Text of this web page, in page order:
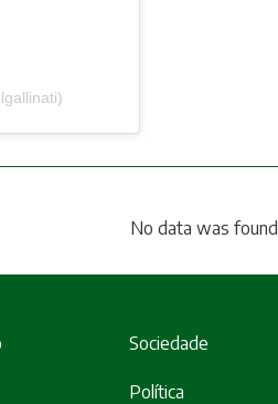
No data was found
Sociedade
Política